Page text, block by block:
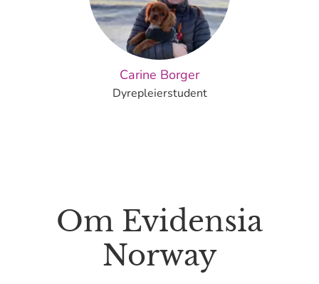
Carine Borger
Dyrepleierstudent
Om Evidensia
Norway